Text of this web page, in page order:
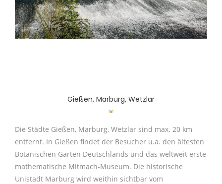
Gießen, Marburg, Wetzlar
Die Städte Gießen, Marburg, Wetzlar sind max. 20 km
entfernt. In Gießen findet der Besucher u.a. den ältesten
Botanischen Garten Deutschlands und das weltweit erste
mathematische Mitmach-Museum. Die historische
Unistadt Marburg wird weithin sichtbar vom